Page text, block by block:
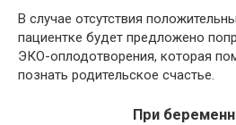
В случае отсутствия
пациентке будет предложено
ЭКО-оплодотворения, которая
познать родительское счастье.
При